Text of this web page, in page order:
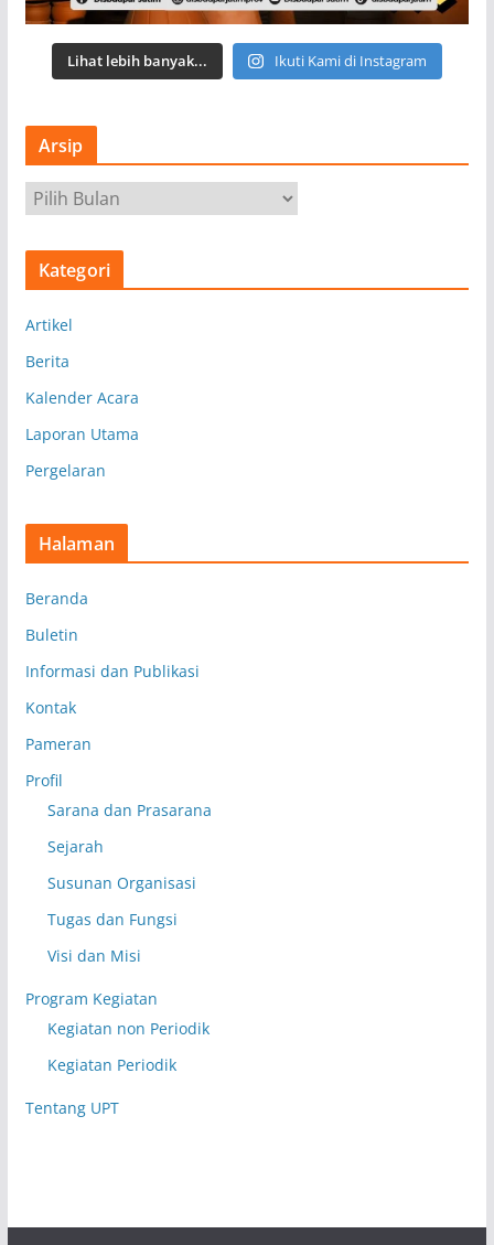
Lihat lebih banyak... Ikuti Kami di Instagram
Arsip
r
s
Kategori
Artikel
Berita
Kalender Acara
Laporan Utama
Pergelaran
Halaman
Beranda
Buletin
Informasi dan Publikasi
Kontak
Pameran
Profil
Sarana dan Prasarana
Sejarah
Susunan Organisasi
Tugas dan Fungsi
Visi dan Misi
Program Kegiatan
Kegiatan non Periodik
Kegiatan Periodik
Tentang UPT